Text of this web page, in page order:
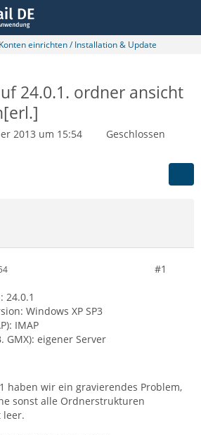
einrichten / Installation & Update
24.0.1. ordner ansicht
2013 um 15:54
Geschlossen
#1
24.0.1
Windows XP SP3
IMAP
GMX): eigener Server
haben wir ein gravierendes Problem,
sonst alle Ordnerstrukturen
leer.